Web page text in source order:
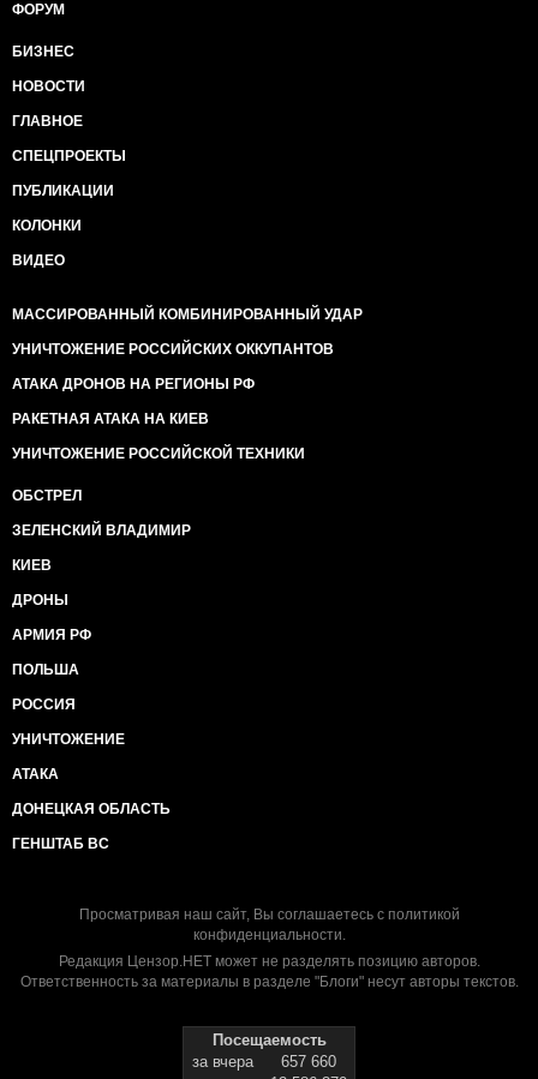
ФОРУМ
БИЗНЕС
НОВОСТИ
ГЛАВНОЕ
СПЕЦПРОЕКТЫ
ПУБЛИКАЦИИ
КОЛОНКИ
ВИДЕО
МАССИРОВАННЫЙ КОМБИНИРОВАННЫЙ УДАР
УНИЧТОЖЕНИЕ РОССИЙСКИХ ОККУПАНТОВ
АТАКА ДРОНОВ НА РЕГИОНЫ РФ
РАКЕТНАЯ АТАКА НА КИЕВ
УНИЧТОЖЕНИЕ РОССИЙСКОЙ ТЕХНИКИ
ОБСТРЕЛ
ЗЕЛЕНСКИЙ ВЛАДИМИР
КИЕВ
ДРОНЫ
АРМИЯ РФ
ПОЛЬША
РОССИЯ
УНИЧТОЖЕНИЕ
АТАКА
ДОНЕЦКАЯ ОБЛАСТЬ
ГЕНШТАБ ВС
Просматривая наш сайт, Вы соглашаетесь с политикой
конфиденциальности.
Редакция Цензор.НЕТ может не разделять позицию авторов.
Ответственность за материалы в разделе "Блоги" несут авторы текстов.
Посещаемость
за вчера
657 660